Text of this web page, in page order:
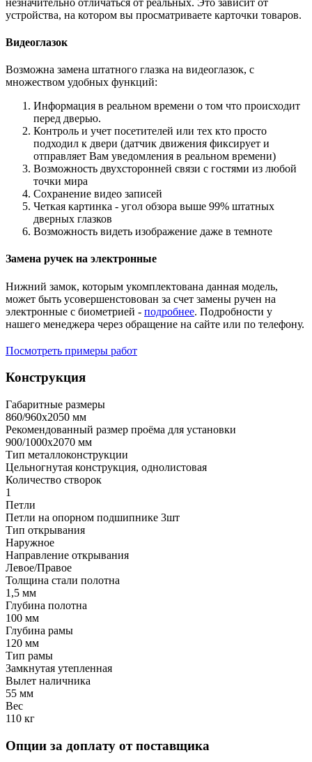
устройства, на котором вы просматриваете карточки товаров.
Видеоглазок
Возможна замена штатного глазка на видеоглазок, с
множеством удобных функций:
Информация в реальном времени о том что происходит
перед дверью.
Контроль и учет посетителей или тех кто просто
подходил к двери (датчик движения фиксирует и
отправляет Вам уведомления в реальном времени)
Возможность двухсторонней связи с гостями из любой
точки мира
Сохранение видео записей
Четкая картинка - угол обзора выше 99% штатных
дверных глазков
Возможность видеть изображение даже в темноте
Замена ручек на электронные
Нижний замок, которым укомплектована данная модель,
может быть усовершенстовован за счет замены ручен на
электронные с биометрией - подробнее. Подробности у
нашего менеджера через обращение на сайте или по телефону.
Посмотреть примеры работ
Конструкция
Габаритные размеры
860/960х2050 мм
Рекомендованный размер проёма для установки
900/1000х2070 мм
Тип металлоконструкции
Цельногнутая конструкция, однолистовая
Количество створок
1
Петли
Петли на опорном подшипнике 3шт
Тип открывания
Наружное
Направление открывания
Левое/Правое
Толщина стали полотна
1,5 мм
Глубина полотна
100 мм
Глубина рамы
120 мм
Тип рамы
Замкнутая утепленная
Вылет наличника
55 мм
Вес
110 кг
Опции за доплату от поставщика